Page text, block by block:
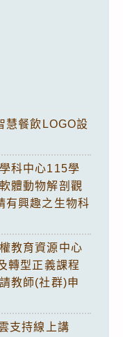
慧餐飲LOGO設
科中心115學
體動物解剖觀
有興趣之生物科
教育資源中心
轉型正義課程
教師(社群)申
支持線上講